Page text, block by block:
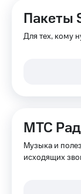
Пакеты
Для тех, кому
МТС
Музыка и
исходящих